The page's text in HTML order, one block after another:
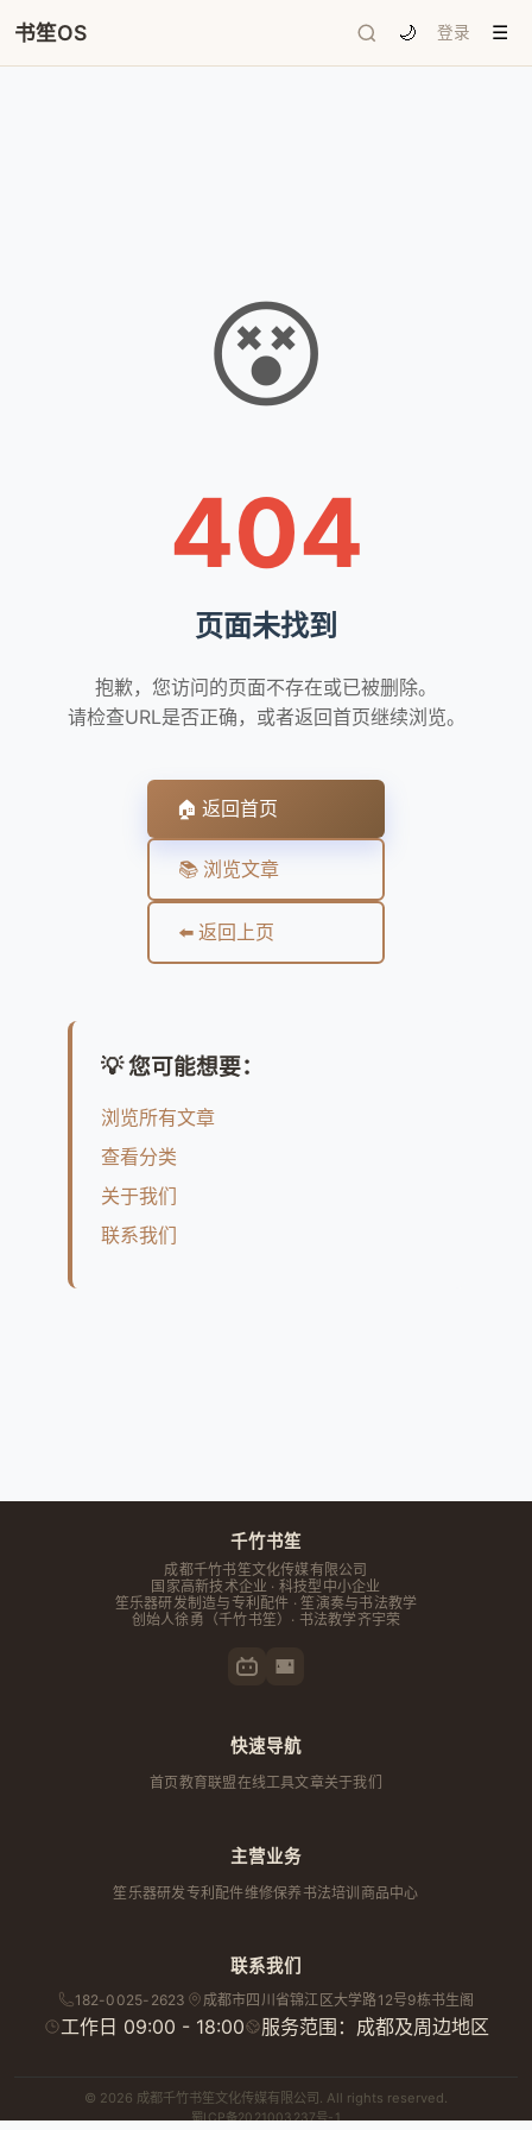
书笙OS 🌙 登录 ☰
😵
404
页面未找到
抱歉，您访问的页面不存在或已被删除。
请检查URL是否正确，或者返回首页继续浏览。
🏠 返回首页
📚 浏览文章
⬅️ 返回上页
💡 您可能想要：
浏览所有文章
查看分类
关于我们
联系我们
千竹书笙
成都千竹书笙文化传媒有限公司
国家高新技术企业 · 科技型中小企业
笙乐器研发制造与专利配件 · 笙演奏与书法教学
创始人徐勇 （千竹书笙）· 书法教学齐宇荣
快速导航
首页教育联盟在线工具文章关于我们
主营业务
笙乐器研发专利配件维修保养 书法培训 商品中心
联系我们
182-0025-2623 成都市四川省锦江区大学路12号9栋书生阁
工作日 09:00 - 18:00 服务范围：成都及周边地区
© 2026 成都千竹书笙文化传媒有限公司. All rights reserved.
蜀ICP备2021003237号-1